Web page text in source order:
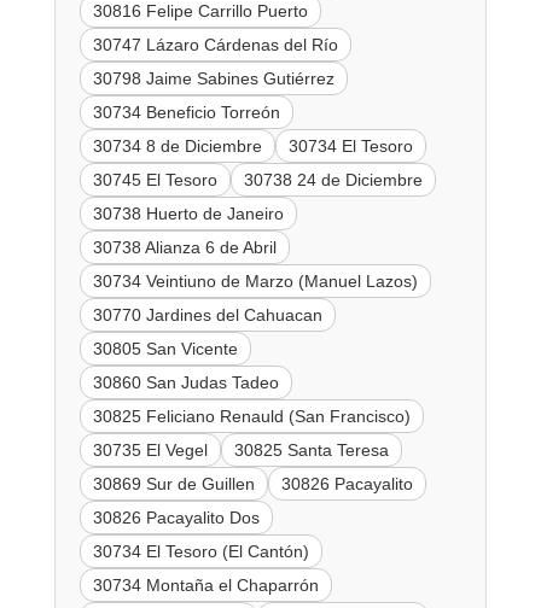
30816 Felipe Carrillo Puerto
30747 Lázaro Cárdenas del Río
30798 Jaime Sabines Gutiérrez
30734 Beneficio Torreón
30734 8 de Diciembre
30734 El Tesoro
30745 El Tesoro
30738 24 de Diciembre
30738 Huerto de Janeiro
30738 Alianza 6 de Abril
30734 Veintiuno de Marzo (Manuel Lazos)
30770 Jardines del Cahuacan
30805 San Vicente
30860 San Judas Tadeo
30825 Feliciano Renauld (San Francisco)
30735 El Vegel
30825 Santa Teresa
30869 Sur de Guillen
30826 Pacayalito
30826 Pacayalito Dos
30734 El Tesoro (El Cantón)
30734 Montaña el Chaparrón